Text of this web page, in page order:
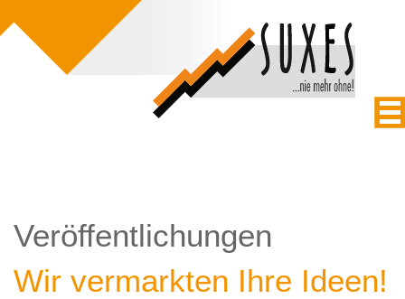
Veröffentlichungen
Wir vermarkten Ihre Ideen!